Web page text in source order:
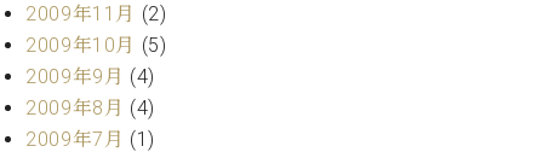
2009年11月 (2)
2009年10月 (5)
2009年9月 (4)
2009年8月 (4)
2009年7月 (1)